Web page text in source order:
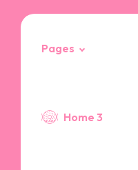
Pages
404 Page
Home 3